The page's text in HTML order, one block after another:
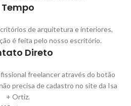
Tempo
de arquitetura e interiores,
é feita pelo nosso escritório.
Direto
freelancer através do botão
precisa de cadastro no site da Isa
+ Ortiz.